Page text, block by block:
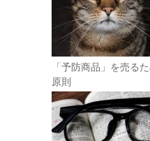
「予防商品」を売る
原則